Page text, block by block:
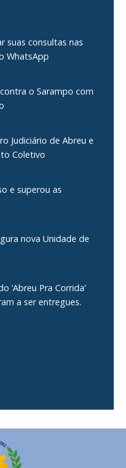
suas consultas nas
WhatsApp
o Sarampo com
Judiciário de Abreu e
Coletivo
e superou as
nova Unidade de
‘Abreu Pra Corrida’
a ser entregues.